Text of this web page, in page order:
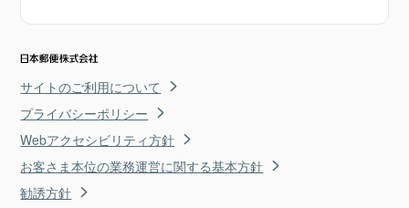
サイトのご利用について
プライバシーポリシー
Webアクセシビリティ方針
お客さま本位の業務運営に関する基本方針
勧誘方針